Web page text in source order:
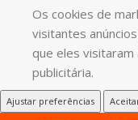
Os cookies de
visitantes
que eles visitaram
publicitária.
Ajustar preferências